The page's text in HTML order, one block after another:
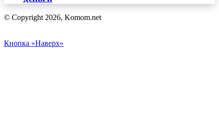
© Copyright 2026, Komom.net
Кнопка «Наверх»